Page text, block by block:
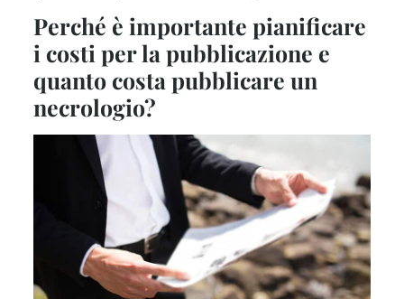
Perché è importante pianificare
i costi per la pubblicazione e
quanto costa pubblicare un
necrologio?